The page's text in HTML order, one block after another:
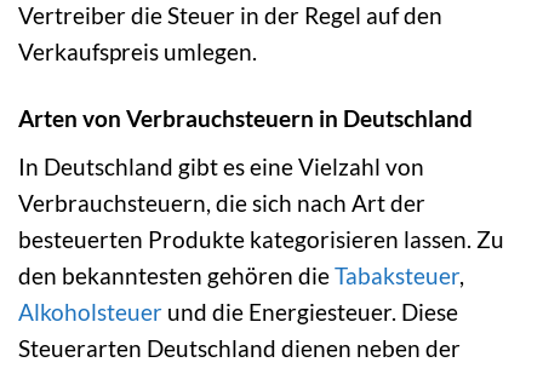
Vertreiber die Steuer in der Regel auf den
Verkaufspreis umlegen.
Arten von Verbrauchsteuern in Deutschland
In Deutschland gibt es eine Vielzahl von
Verbrauchsteuern, die sich nach Art der
besteuerten Produkte kategorisieren lassen. Zu
den bekanntesten gehören dieTabaksteuer,
Alkoholsteuer und die Energiesteuer. Diese
Steuerarten Deutschland dienen neben der